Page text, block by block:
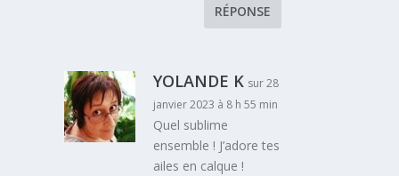
RÉPONSE
YOLANDE K sur 28
janvier 2023 à 8 h 55 min
Quel sublime
ensemble ! J’adore tes
ailes en calque !